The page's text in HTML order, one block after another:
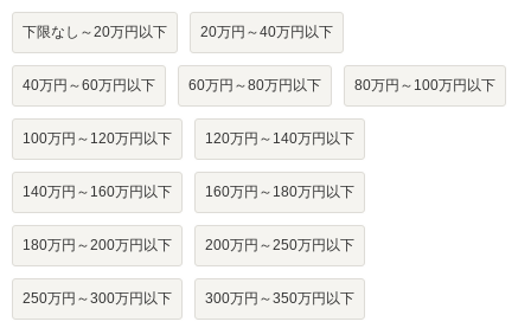
下限なし～20万円以下 20万円～40万円以下
40万円～60万円以下 60万円～80万円以下 80万円～100万円以下
100万円～120万円以下 120万円～140万円以下
140万円～160万円以下 160万円～180万円以下
180万円～200万円以下 200万円～250万円以下
250万円～300万円以下 300万円～350万円以下